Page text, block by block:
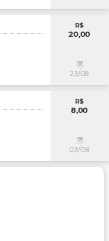
R$
20,00
23/08
R$
8,00
03/08